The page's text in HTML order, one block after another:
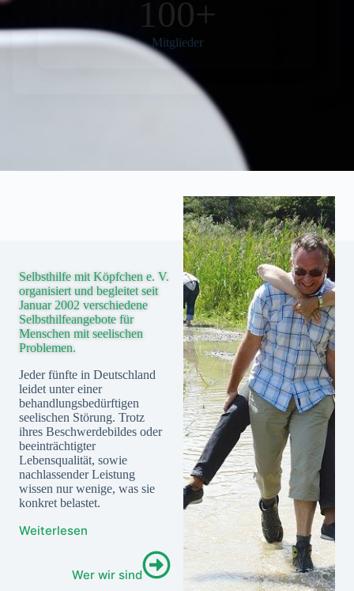
100+
Mitglieder
Selbsthilfe mit Köpfchen e. V.
organisiert und begleitet seit
Januar 2002 verschiedene
Selbsthilfeangebote für
Menschen mit seelischen
Problemen.
Jeder fünfte in Deutschland
leidet unter einer
behandlungsbedürftigen
seelischen Störung. Trotz
ihres Beschwerdebildes oder
beeinträchtigter
Lebensqualität, sowie
nachlassender Leistung
wissen nur wenige, was sie
konkret belastet.
Weiterlesen
Wer wir sind